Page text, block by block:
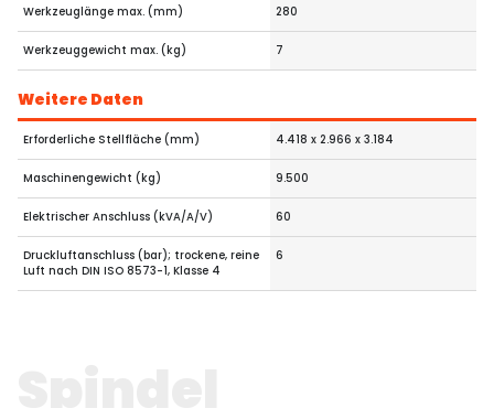
Werkzeuglänge max. (mm) 280
Werkzeuggewicht max. (kg) 7
Weitere Daten
Erforderliche Stellfläche (mm) 4.418 x 2.966 x 3.184
Maschinengewicht (kg) 9.500
Elektrischer Anschluss (kVA/A/V) 60
Druckluftanschluss (bar); trockene, reine
Luft nach DIN ISO 8573-1, Klasse 4
6